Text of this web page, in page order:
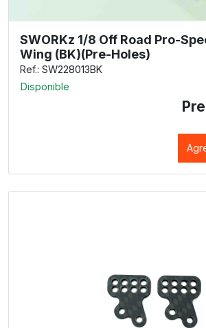
SWORKz 1/8 Off Road Pro-
Wing (BK)(Pre-Holes)
Ref.: SW228013BK
Disponible